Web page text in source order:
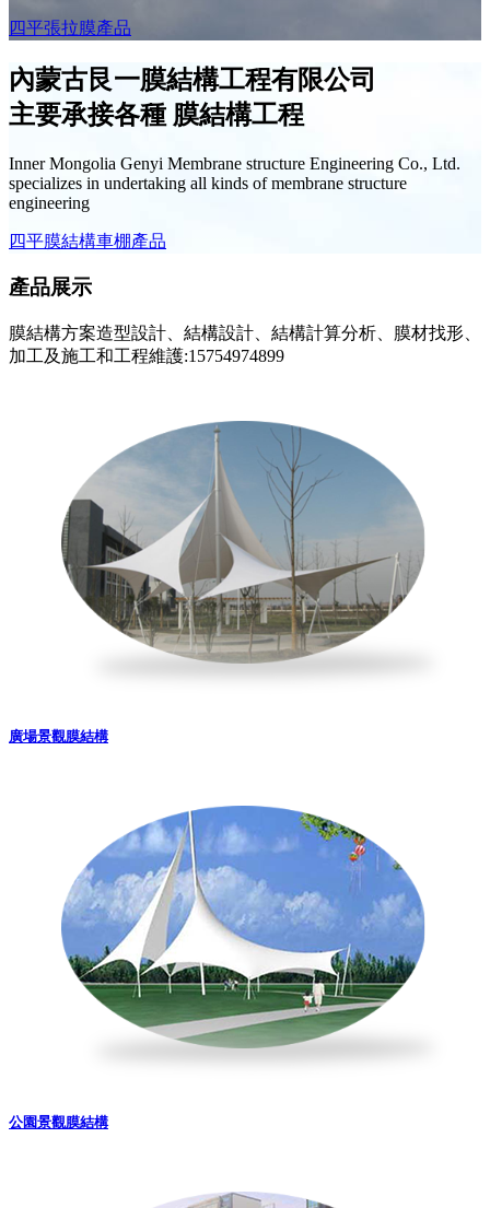
四平張拉膜產品
內蒙古艮一膜結構工程有限公司
主要承接各種 膜結構工程
Inner Mongolia Genyi Membrane structure Engineering Co., Ltd.
specializes in undertaking all kinds of membrane structure
engineering
四平膜結構車棚產品
產品展示
膜結構方案造型設計、結構設計、結構計算分析、膜材找形、
加工及施工和工程維護:15754974899
廣場景觀膜結構
公園景觀膜結構